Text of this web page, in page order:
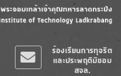
ร้องเรียนการทุจริต
และประพฤติมิชอบ
สจล.